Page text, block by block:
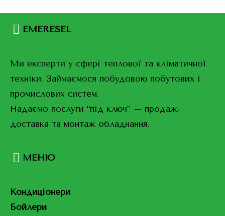
EMERESEL
Ми експерти у сфері теплової та кліматичної
техніки. Займаємося побудовою побутових і
промислових систем.
Надаємо послуги “під ключ” – продаж,
доставка та монтаж обладнання.
МЕНЮ
Кондиціонери
Бойлери